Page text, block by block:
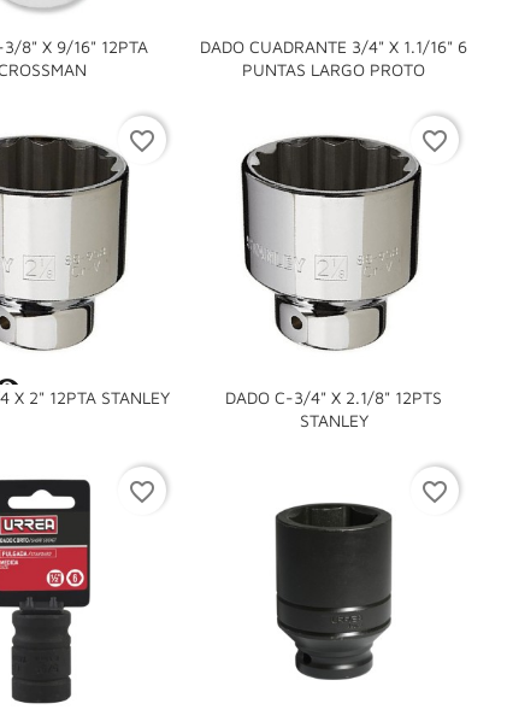
3/8" X 9/16" 12PTA
DADO CUADRANTE 3/4" X 1.1/16" 6
PUNTAS LARGO PROTO

X 2" 12PTA STANLEY
favorite_border
DADO C-3/4" X 2.1/8" 12PTS
STANLEY

favorite_border
favorite_border favorite_border